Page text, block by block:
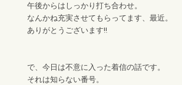
午後からはしっかり打ち合わせ。
なんかね充実させてもらってます、最近。
ありがとうございます‼︎
で、今日は不意に入った着信の話です。
それは知らない番号。